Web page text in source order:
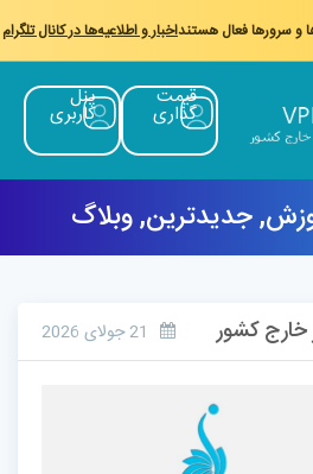
فعال هستنداخبار و اطلاعیه‌ها در کانال تلگرام
قیمت
گذاری
پنل
کاربری
,جدیدترین,وبلاگ
کشور 21 جولای 2026